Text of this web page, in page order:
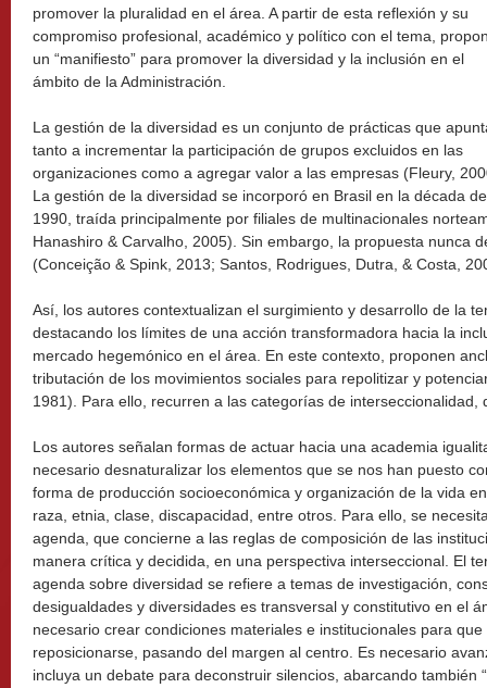
promover la pluralidad en el área. A partir de esta reflexión y su
compromiso profesional, académico y político con el tema,
un “manifiesto” para promover la diversidad y la inclusión en el
ámbito de la Administración.
La gestión de la diversidad es un conjunto de prácticas que
tanto a incrementar la participación de grupos excluidos en las
organizaciones como a agregar valor a las empresas (Fleury,
La gestión de la diversidad se incorporó en Brasil en la década de
1990, traída principalmente por filiales de multinacionales
Hanashiro & Carvalho, 2005). Sin embargo, la propuesta nunca
(Conceição & Spink, 2013; Santos, Rodrigues, Dutra, & Costa,
Así, los autores contextualizan el surgimiento y desarrollo de la
destacando los límites de una acción transformadora hacia la
mercado hegemónico en el área. En este contexto, proponen
tributación de los movimientos sociales para repolitizar y
1981). Para ello, recurren a las categorías de interseccionalidad,
Los autores señalan formas de actuar hacia una academia
necesario desnaturalizar los elementos que se nos han puesto
forma de producción socioeconómica y organización de la vida
raza, etnia, clase, discapacidad, entre otros. Para ello, se
agenda, que concierne a las reglas de composición de las
manera crítica y decidida, en una perspectiva interseccional. El
agenda sobre diversidad se refiere a temas de investigación,
desigualdades y diversidades es transversal y constitutivo en el
necesario crear condiciones materiales e institucionales para
reposicionarse, pasando del margen al centro. Es necesario
incluya un debate para deconstruir silencios, abarcando también